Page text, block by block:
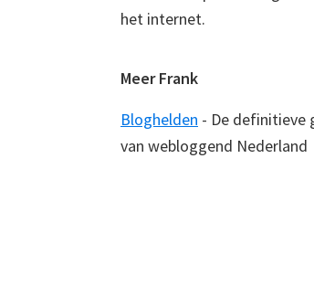
het internet.
Meer Frank
Bloghelden - De definitieve
van webloggend Nederland